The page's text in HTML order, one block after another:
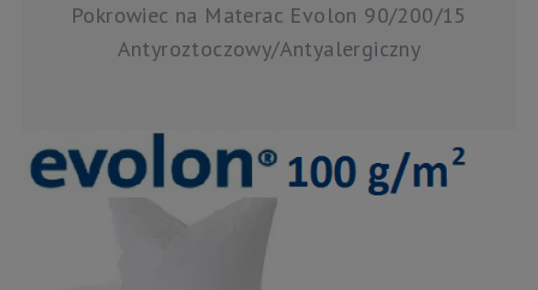
Pokrowiec na Materac Evolon 90/200/15
Antyroztoczowy/Antyalergiczny